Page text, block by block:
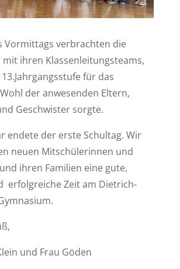
Vormittags verbrachten die
mit ihren Klassenleitungsteams,
für das
der anwesenden Eltern,
Geschwister sorgte.
endete der erste Schultag. Wir
neuen Mitschülerinnen und
ihren Familien eine gute,
erfolgreiche Zeit am Dietrich-
und Frau Göden